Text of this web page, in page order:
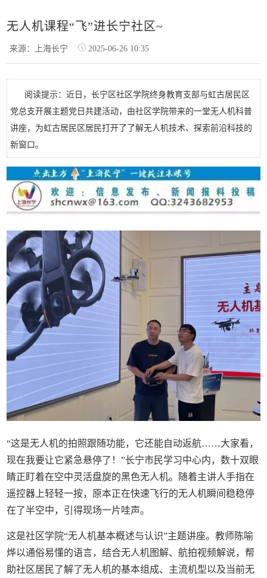
无人机课程“飞”进长宁社区~
来源：上海长宁 2025-06-26 10:35
阅读提示：近日，长宁区社区学院终身教育支部与虹古居民区
党总支开展主题党日共建活动，由社区学院带来的一堂无人机科普
讲座，为虹古居民区居民打开了了解无人机技术、探索前沿科技的
新窗口。
“这是无人机的拍照跟随功能，它还能自动返航……大家看，
现在我要让它紧急悬停了！”长宁市民学习中心内，数十双眼
睛正盯着在空中灵活盘旋的黑色无人机。随着主讲人手指在
遥控器上轻轻一按，原本正在快速飞行的无人机瞬间稳稳停
在了半空中，引得现场一片哇声。
这是社区学院“无人机基本概述与认识”主题讲座。教师陈喻
烨以通俗易懂的语言，结合无人机图解、航拍视频解说，帮
助社区居民了解了无人机的基本组成、主流机型以及当前无